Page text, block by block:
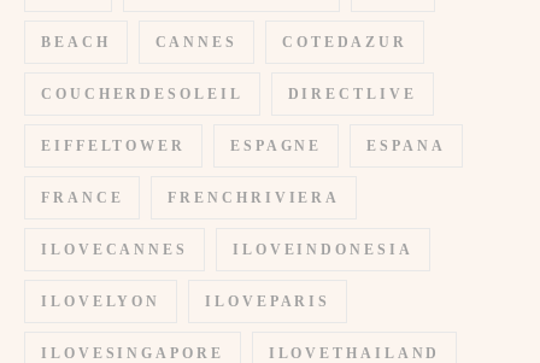
BEACH CANNES COTEDAZUR
COUCHERDESOLEIL DIRECTLIVE
EIFFELTOWER ESPAGNE ESPANA
FRANCE FRENCHRIVIERA
ILOVECANNES ILOVEINDONESIA
ILOVELYON ILOVEPARIS
ILOVESINGAPORE ILOVETHAILAND